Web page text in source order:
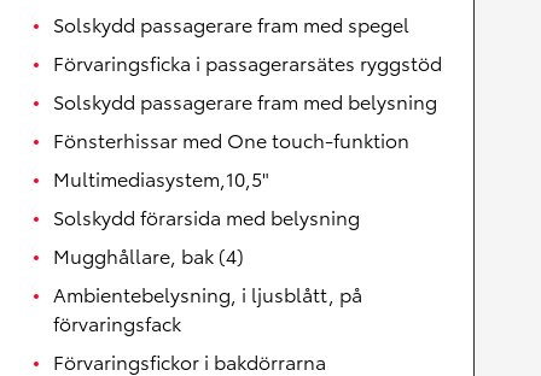
Solskydd passagerare fram med spegel
Förvaringsficka i passagerarsätes ryggstöd
Solskydd passagerare fram med belysning
Fönsterhissar med One touch-funktion
Multimediasystem,10,5"
Solskydd förarsida med belysning
Mugghållare, bak (4)
Ambientebelysning, i ljusblått, på
förvaringsfack
Förvaringsfickor i bakdörrarna